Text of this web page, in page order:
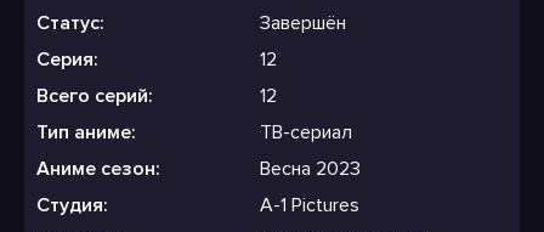
Статус:
Завершён
Серия:
12
Всего серий:
12
Тип аниме:
ТВ-сериал
Аниме сезон:
Весна 2023
Студия:
A-1 Pictures